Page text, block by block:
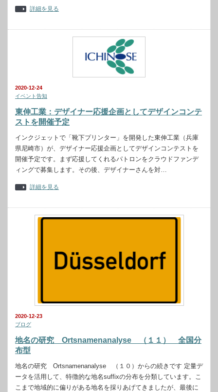
詳細を見る
2020-12-24
イベント告知
東伸工業：デザイナー応援企画としてデザインコンテ
ストを開催予定
インクジェットで「靴下プリンター」を開発した東伸工業（兵庫
県尼崎市）が、デザイナー応援企画としてデザインコンテストを
開催予定です。まず応援してくれるパトロンをクラウドファンデ
ィングで募集します。その後、デザイナーさんを対…
詳細を見る
2020-12-23
ブログ
地名の研究 Ortsnamenanalyse （１１） 全国分
布型
地名の研究 Ortsnamenanalyse （１０）からの続きです 定量デ
ータを活用して、特徴的な地名suffixの分布を分類しています。こ
こまで地域的に偏りがある地名を採りあげてきましたが、最後に